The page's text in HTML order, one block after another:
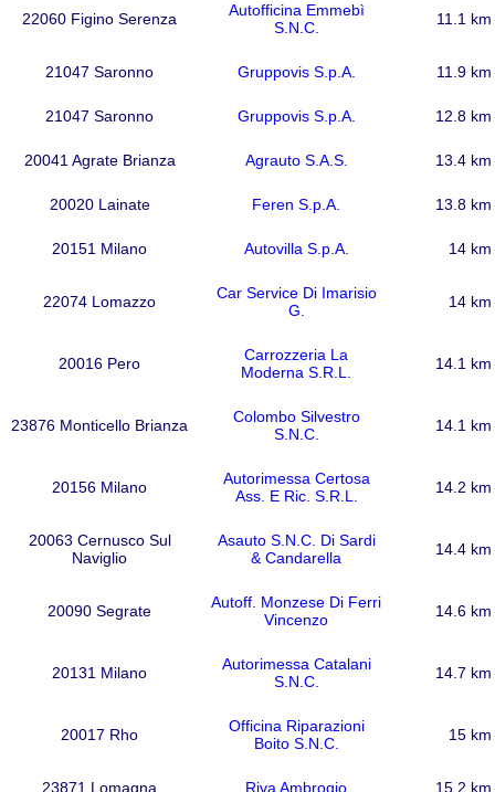
22060 Figino Serenza
Autofficina Emmebì
S.N.C.
11.1 km
21047 Saronno Gruppovis S.p.A. 11.9 km
21047 Saronno Gruppovis S.p.A. 12.8 km
20041 Agrate Brianza Agrauto S.A.S. 13.4 km
20020 Lainate Feren S.p.A. 13.8 km
20151 Milano Autovilla S.p.A. 14 km
22074 Lomazzo
Car Service Di Imarisio
G.
14 km
20016 Pero
Carrozzeria La
Moderna S.R.L.
14.1 km
23876 Monticello Brianza
Colombo Silvestro
S.N.C.
14.1 km
20156 Milano
Autorimessa Certosa
Ass. E Ric. S.R.L.
14.2 km
20063 Cernusco Sul
Naviglio
Asauto S.N.C. Di Sardi
& Candarella
14.4 km
20090 Segrate
Autoff. Monzese Di Ferri
Vincenzo
14.6 km
20131 Milano
Autorimessa Catalani
S.N.C.
14.7 km
20017 Rho
Officina Riparazioni
Boito S.N.C.
15 km
23871 Lomagna Riva Ambrogio 15.2 km